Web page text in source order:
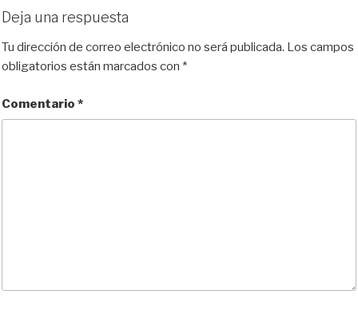
s
k
y
o
d
o
b
o
o
d
i
t
r
t
Deja una respuesta
Tu dirección de correo electrónico no será publicada. Los campos
obligatorios están marcados con *
Comentario *